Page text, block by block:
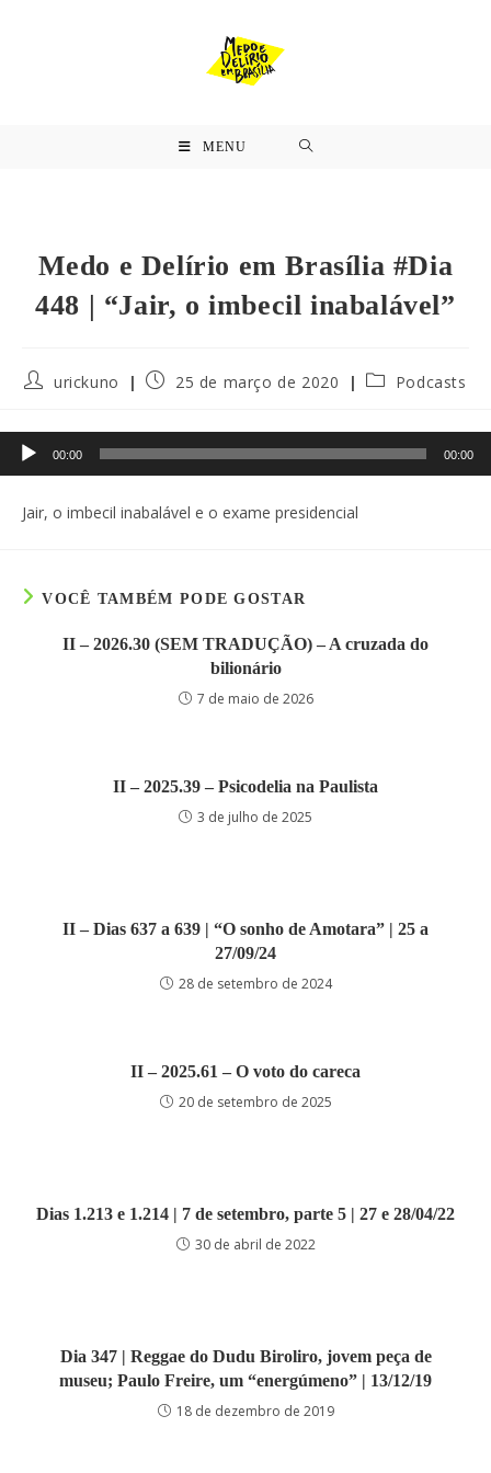
MENU
Medo e Delírio em Brasília #Dia
448 | “Jair, o imbecil inabalável”
urickuno 25 de março de 2020 Podcasts
Tocador
de
00:00 00:00
Jair, o imbecil inabalável e o exame presidencial
VOCÊ TAMBÉM PODE GOSTAR
II – 2026.30 (SEM TRADUÇÃO) – A cruzada do
bilionário
7 de maio de 2026
II – 2025.39 – Psicodelia na Paulista
3 de julho de 2025
II – Dias 637 a 639 | “O sonho de Amotara” | 25 a
27/09/24
28 de setembro de 2024
II – 2025.61 – O voto do careca
20 de setembro de 2025
Dias 1.213 e 1.214 | 7 de setembro, parte 5 | 27 e 28/04/22
30 de abril de 2022
Dia 347 | Reggae do Dudu Biroliro, jovem peça de
museu; Paulo Freire, um “energúmeno” | 13/12/19
18 de dezembro de 2019